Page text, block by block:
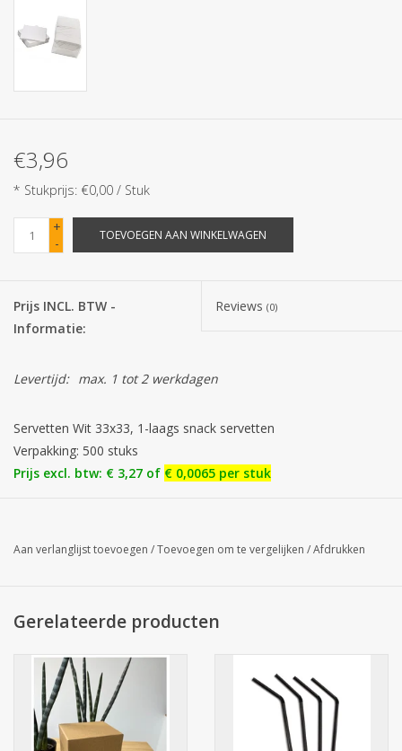
Verpakking
Corona
Sinterklaassnoep
Paasgeschenken
€3,96
* Stukprijs: €0,00 / Stuk
+
-
TOEVOEGEN AAN WINKELWAGEN
Prijs INCL. BTW -
Informatie:
Reviews (0)
Levertijd: max. 1 tot 2 werkdagen
Servetten Wit 33x33, 1-laags snack servetten
Verpakking: 500 stuks
Prijs excl. btw: € 3,27 of € 0,0065 per stuk
Aan verlanglijst toevoegen /Toevoegen om te vergelijken /Afdrukken
Gerelateerde producten